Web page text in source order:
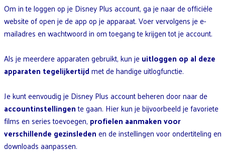
Om in te loggen op je Disney Plus account, ga je naar de officiële
website of open je de app op je apparaat. Voer vervolgens je e-
mailadres en wachtwoord in om toegang te krijgen tot je account.
Als je meerdere apparaten gebruikt, kun jeuitloggen op al deze
apparaten tegelijkertijdmet de handige uitlogfunctie.
Je kunt eenvoudig je Disney Plus account beheren door naar de
accountinstellingente gaan. Hier kun je bijvoorbeeld je favoriete
films en series toevoegen, profielen aanmaken voor
verschillende gezinsledenen de instellingen voor ondertiteling en
downloads aanpassen.